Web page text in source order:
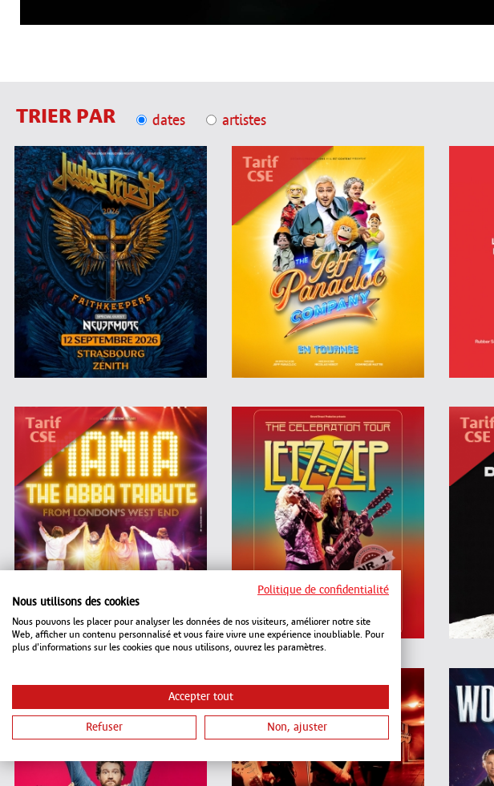
TRIER PAR dates artistes
Politique de confidentialité
Nous utilisons des cookies
Nous pouvons les placer pour analyser les données de nos visiteurs, améliorer notre site
Web, afficher un contenu personnalisé et vous faire vivre une expérience inoubliable. Pour
plus d'informations sur les cookies que nous utilisons, ouvrez les paramètres.
Accepter tout
Refuser Non, ajuster